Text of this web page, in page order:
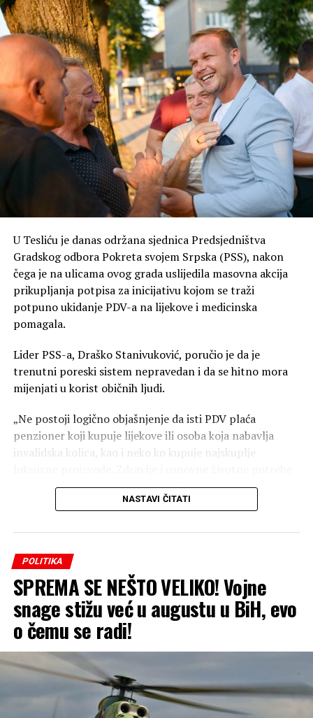
00:00 00:40
Glavne poruke sa sastanka u Bijeljini:
Potpuna pokrivenost terena: Analiziran rad svih
trud i odgovornost ključni faktori za ostvarivanje
vrhunskog rezultata.
Nastavak aktivnosti: PSS nastavlja sa intenzivnim radom
na terenu bez pauze.
U Tesliću je danas održana sjednica Predsjedništva
Gradskog odbora Pokreta svojem Srpska (PSS), nakon
čega je na ulicama ovog grada uslijedila masovna akcija
prikupljanja potpisa za inicijativu kojom se traži
potpuno ukidanje PDV-a na lijekove i medicinska
pomagala.
Lider PSS-a, Draško Stanivuković, poručio je da je
trenutni poreski sistem nepravedan i da se hitno mora
mijenjati u korist običnih ljudi.
„Ne postoji logično objašnjenje da isti PDV plaća
penzioner koji kupuje lijekove ili osoba koja nabavlja
invalidska kolica, kao i neko ko kupuje najskuplje
jednostavno ne smiju biti luksuz!“ — istakao je
Koji su naredni koraci?
Stanivuković se posebno zahvalio građanima Teslića na
odzivu i podršci, naglasivši da ovo nije samo jednokratna
akcija, već početak šire borbe na nivou cijele zemlje:
Masovna podrška: Svaki prikupljeni potpis predstavlja
jasnu poruku naroda da želi državu koja brine o svojim
najranjivijim kategorijama.
Obilazak svih opština: Akcija prikupljanja potpisa
nastavlja se širom Srpske, od grada do grada.
NASTAVI ČITATI
POLITIKA
SPREMA SE NEŠTO VELIKO! Vojne
snage stižu već u augustu u BiH, evo
o čemu se radi!